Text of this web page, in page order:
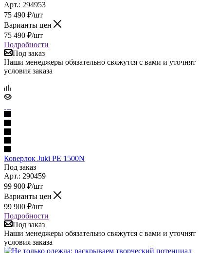
Арт.: 294953
75 490 ₽/шт
Варианты цен
75 490 ₽/шт
Подробности
Под заказ
Наши менеджеры обязательно свяжутся с вами и уточнят
условия заказа
Коверлок Juki PE 1500N
Под заказ
Арт.: 290459
99 900 ₽/шт
Варианты цен
99 900 ₽/шт
Подробности
Под заказ
Наши менеджеры обязательно свяжутся с вами и уточнят
условия заказа